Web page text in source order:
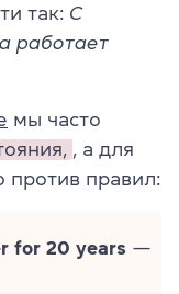
так: С
работает
мы часто
, а для
против правил:
for 20 years —